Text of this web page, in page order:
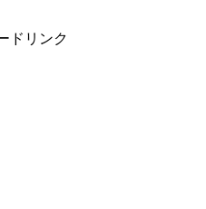
ドリンク